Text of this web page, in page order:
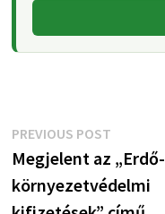
Bejegyzés
navigáció
PREVIOUS POSTPrevious
post:
Megjelent az „Erdő-
környezetvédelmi